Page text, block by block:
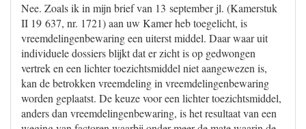
Nee. Zoals ik in mijn brief van 13 september jl. (Kamerstuk
II 19 637, nr. 1721) aan uw Kamer heb toegelicht, is
vreemdelingenbewaring een uiterst middel. Daar waar uit
individuele dossiers blijkt dat er zicht is op gedwongen
vertrek en een lichter toezichtsmiddel niet aangewezen is,
kan de betrokken vreemdeling in vreemdelingenbewaring
worden geplaatst. De keuze voor een lichter toezichtsmiddel,
anders dan vreemdelingenbewaring, is het resultaat van een